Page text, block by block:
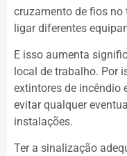
cruzamento de fios no
ligar diferentes
E isso aumenta
local de trabalho. Por
extintores de incêndio
evitar qualquer
instalações.
Ter a sinalização